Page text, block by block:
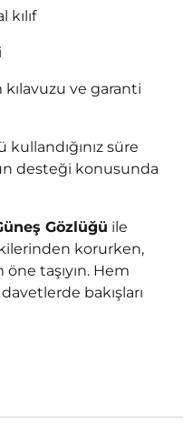
kılıf
ve garanti
süre
desteği konusunda
Gözlüğü ile
korurken,
taşıyın. Hem
bakışları